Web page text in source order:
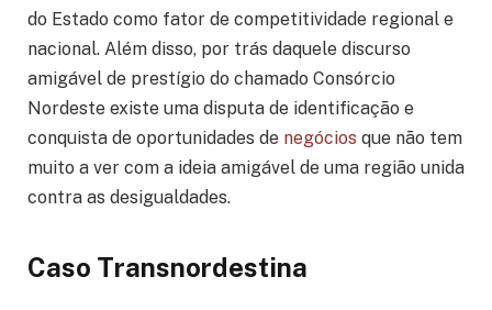
do Estado como fator de competitividade regional e
nacional. Além disso, por trás daquele discurso
amigável de prestígio do chamado Consórcio
Nordeste existe uma disputa de identificação e
conquista de oportunidades de negócios que não tem
muito a ver com a ideia amigável de uma região unida
contra as desigualdades.
Caso Transnordestina